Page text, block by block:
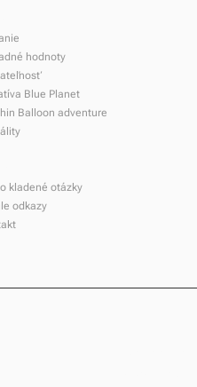
hodnoty
Blue Planet
Balloon adventure
kladené otázky
odkazy